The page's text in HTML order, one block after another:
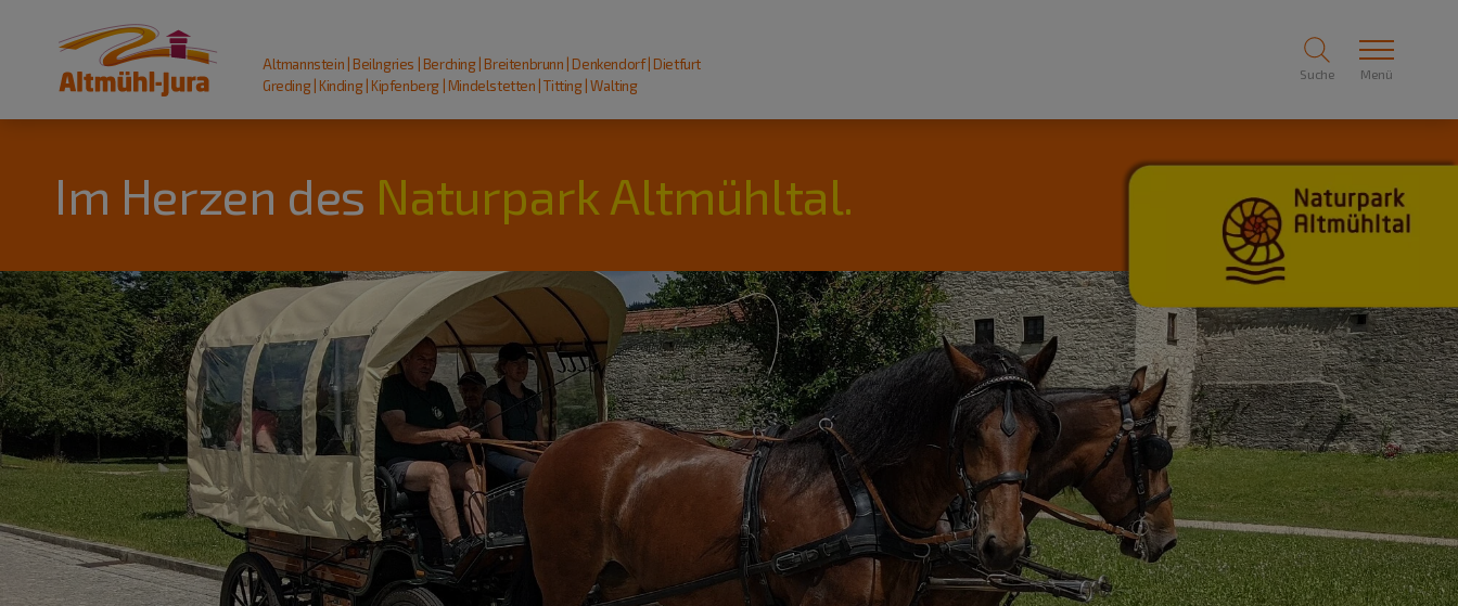
Altmannstein | Beilngries | Berching | Breitenbrunn | Denkendorf | Dietfurt
Greding | Kinding | Kipfenberg | Mindelstetten | Titting | Walting
Suche Menü
Im Herzen des Naturpark Altmühltal.